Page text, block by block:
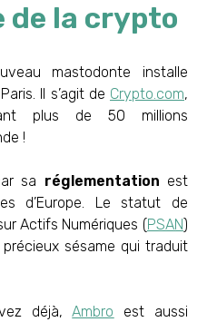
de la crypto
mastodonte installe
Il s’agit de Crypto.com,
plus de 50 millions
!
sa réglementation est
d’Europe. Le statut de
Actifs Numériques (PSAN)
sésame qui traduit
déjà,Ambro est aussi